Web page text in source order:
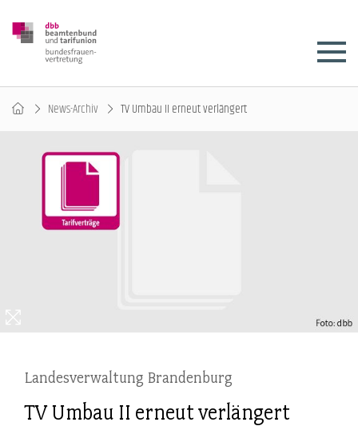
News-Archiv TV Umbau II erneut verlängert
Landesverwaltung Brandenburg
TV Umbau II erneut verlängert